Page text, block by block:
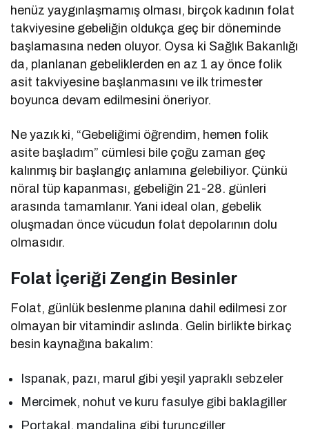
henüz yaygınlaşmamış olması, birçok kadının folat
takviyesine gebeliğin oldukça geç bir döneminde
başlamasına neden oluyor. Oysa ki Sağlık Bakanlığı
da, planlanan gebeliklerden en az 1 ay önce folik
asit takviyesine başlanmasını ve ilk trimester
boyunca devam edilmesini öneriyor.
Ne yazık ki, “Gebeliğimi öğrendim, hemen folik
asite başladım” cümlesi bile çoğu zaman geç
kalınmış bir başlangıç anlamına gelebiliyor. Çünkü
nöral tüp kapanması, gebeliğin 21-28. günleri
arasında tamamlanır. Yani ideal olan, gebelik
oluşmadan önce vücudun folat depolarının dolu
olmasıdır.
Folat İçeriği Zengin Besinler
Folat, günlük beslenme planına dahil edilmesi zor
olmayan bir vitamindir aslında. Gelin birlikte birkaç
besin kaynağına bakalım:
Ispanak, pazı, marul gibi yeşil yapraklı sebzeler
Mercimek, nohut ve kuru fasulye gibi baklagiller
Portakal, mandalina gibi turunçgiller